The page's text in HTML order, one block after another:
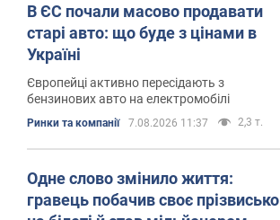
В ЄС почали масово продавати
старі авто: що буде з цінами в
Україні
Європейці активно пересідають з
бензинових авто на електромобілі
Ринки та компанії 7.08.2026 11:37 2,3 т.
Одне слово змінило життя:
гравець побачив своє прізвисько